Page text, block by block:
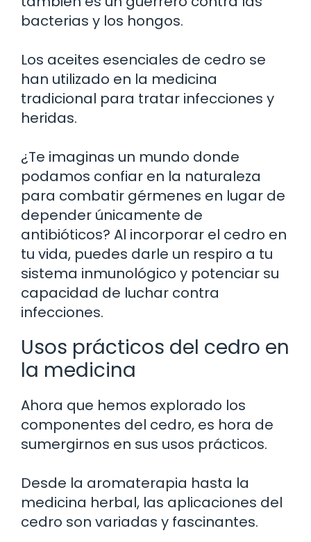
bacterias y los hongos.
Los aceites esenciales de cedro se
han utilizado en la medicina
tradicional para tratar infecciones y
heridas.
¿Te imaginas un mundo donde
podamos confiar en la naturaleza
para combatir gérmenes en lugar de
depender únicamente de
antibióticos? Al incorporar el cedro en
tu vida, puedes darle un respiro a tu
sistema inmunológico y potenciar su
capacidad de luchar contra
infecciones.
Usos prácticos del cedro en
la medicina
Ahora que hemos explorado los
componentes del cedro, es hora de
sumergirnos en sus usos prácticos.
Desde la aromaterapia hasta la
medicina herbal, las aplicaciones del
cedro son variadas y fascinantes.